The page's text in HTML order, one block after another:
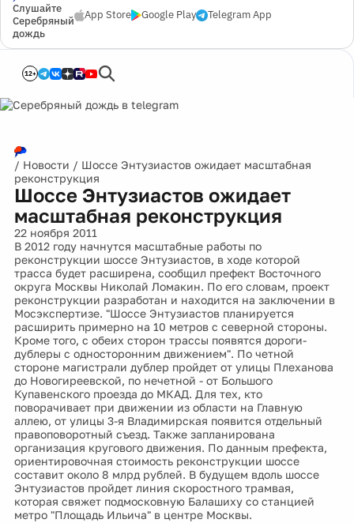
Слушайте
Серебряный
дождь
App Store Google Play Telegram App
12+
/ Новости / Шоссе Энтузиастов ожидает масштабная
реконструкция
Шоссе Энтузиастов ожидает
масштабная реконструкция
22 ноября 2011
В 2012 году начнутся масштабные работы по
реконструкции шоссе Энтузиастов, в ходе которой
трасса будет расширена, сообщил префект Восточного
округа Москвы Николай Ломакин. По его словам, проект
реконструкции разработан и находится на заключении в
Мосэкспертизе. "Шоссе Энтузиастов планируется
расширить примерно на 10 метров с северной стороны.
Кроме того, с обеих сторон трассы появятся дороги-
дублеры с односторонним движением". По четной
стороне магистрали дублер пройдет от улицы Плеханова
до Новогиреевской, по нечетной - от Большого
Купавенского проезда до МКАД. Для тех, кто
поворачивает при движении из области на Главную
аллею, от улицы 3-я Владимирская появится отдельный
правоповоротный съезд. Также запланирована
организация кругового движения. По данным префекта,
ориентировочная стоимость реконструкции шоссе
составит около 8 млрд рублей. В будущем вдоль шоссе
Энтузиастов пройдет линия скоростного трамвая,
которая свяжет подмосковную Балашиху со станцией
метро "Площадь Ильича" в центре Москвы.